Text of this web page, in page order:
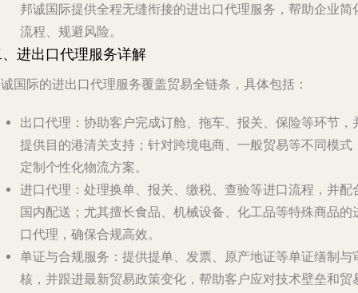
邦诚国际提供全程无缝衔接的进出口代理服务，帮助企业简
流程、规避风险。
进出口代理服务详解
国际的进出口代理服务覆盖贸易全链条，具体包括：
出口代理 ：协助客户完成订舱、拖车、报关、保险等环节，
提供目的港清关支持；针对跨境电商、一般贸易等不同模式
定制个性化物流方案。
进口代理 ：处理换单、报关、缴税、查验等进口流程，并配
国内配送；尤其擅长食品、机械设备、化工品等特殊商品的
口代理，确保合规高效。
单证与合规服务 ：提供提单、发票、原产地证等单证缮制与
核，并跟进最新贸易政策变化，帮助客户应对技术壁垒和贸